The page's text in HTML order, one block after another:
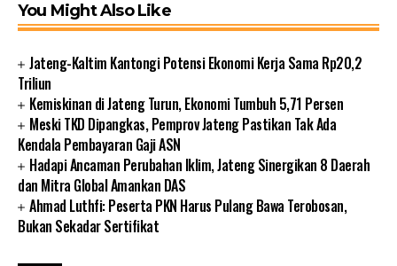
You Might Also Like
Jateng-Kaltim Kantongi Potensi Ekonomi Kerja Sama Rp20,2
Triliun
Kemiskinan di Jateng Turun, Ekonomi Tumbuh 5,71 Persen
Meski TKD Dipangkas, Pemprov Jateng Pastikan Tak Ada
Kendala Pembayaran Gaji ASN
Hadapi Ancaman Perubahan Iklim, Jateng Sinergikan 8 Daerah
dan Mitra Global Amankan DAS
Ahmad Luthfi: Peserta PKN Harus Pulang Bawa Terobosan,
Bukan Sekadar Sertifikat